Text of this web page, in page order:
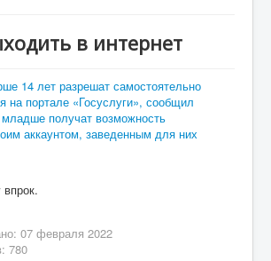
в интернет
14 лет разрешат самостоятельно
на портале «Госуслуги», сообщил
получат возможность
аккаунтом, заведенным для них
впрок.
07 февраля 2022
780